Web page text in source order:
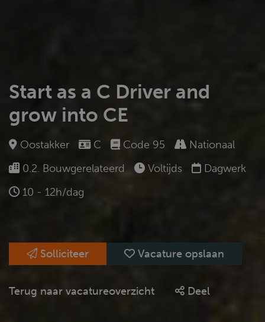
Start as a C Driver and
grow into CE
Oostakker C Code 95
Nationaal
0.2. Bouwgerelateerd
Voltijds
Dagwerk
10 - 12h/dag
Solliciteer Vacature opslaan
Terug naar vacatureoverzicht Deel